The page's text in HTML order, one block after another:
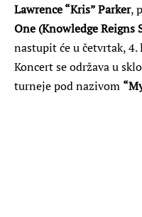
Lawrence “Kris” Parker,
One (Knowledge Reigns
nastupit će u četvrtak,
Koncert se održava u
turneje pod nazivom